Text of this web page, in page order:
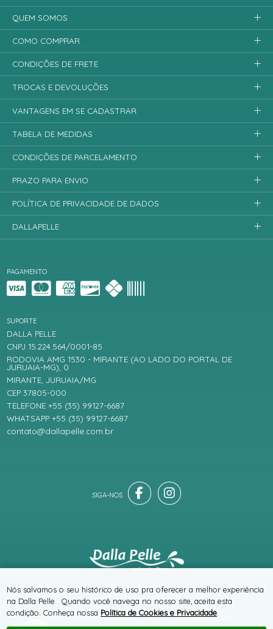
PAGAMENTO
SITE 100% SEGURO PLATAFORMA B2B
SUPORTE
DALLA PELLE
CNPJ 15.224.564/0001-85
RODOVIA AMG 1530 - MIRANTE (AO LADO DO PORTAL DE
JURUAIA-MG), 0
MIRANTE, JURUAIA/MG
CEP 37805-000
TELEFONE +55 (35) 99127-6687
WHATSAPP +55 (35) 99127-6687
contato@dallapelle.com.br
QUEM SOMOS
COMO COMPRAR
CONDIÇÕES DE FRETE
TROCAS E DEVOLUÇÕES
VANTAGENS EM SE CADASTRAR
TABELA DE MEDIDAS
CONDIÇÕES DE PARCELAMENTO
PRAZO PARA ENVIO
POLÍTICA DE PRIVACIDADE DE DADOS
DALLAPELLE
® TODOS DIREITOS RESERVADOS
Nós salvamos o seu histórico de uso pra oferecer a melhor experiência
na Dalla Pelle . Quando você navega no nosso site, aceita esta
condição. Conheça nossa Política de Cookies e Privacidade